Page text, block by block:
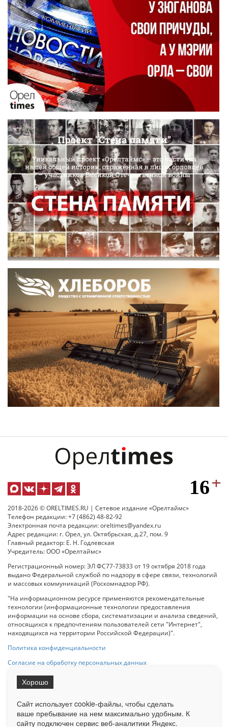
2018-2026 © ORELTIMES.RU | Сетевое издание «Орелтаймс»
Телефон редакции: +7 (4862) 48-82-92
Электронная почта редакции: oreltimes@yandex.ru
Адрес редакции: г. Орел, ул. Октябрьская, д.27, пом. 9
Главный редактор: Е. Н. Годлевская
Учредитель: ООО «Орелтаймс»
Регистрационный номер: ЭЛ ФС77-73833 от 19 октября 2018 года
выдано Федеральной службой по надзору в сфере связи, технологий
и массовых коммуникаций (Роскомнадзор РФ).
"На информационном ресурсе применяются рекомендательные
технологии (информационные технологии предоставления
информации на основе сбора, систематизации и анализа сведений,
относящихся к предпочтениям пользователей сети "Интернет",
находящихся на территории Российской Федерации)".
Политика конфиденциальности
Согласие на обработку персональных данных
на Сетевое издание «ОрелТаймс» обязательна.
Ограниченная статистика посещаемости доступна на сайте
Сайт использует cookie-файлы, чтобы сделать
ваше пребывание на нем максимально удобным. К
cайту подключен сервис веб-аналитики Яндекс.
Хорошо